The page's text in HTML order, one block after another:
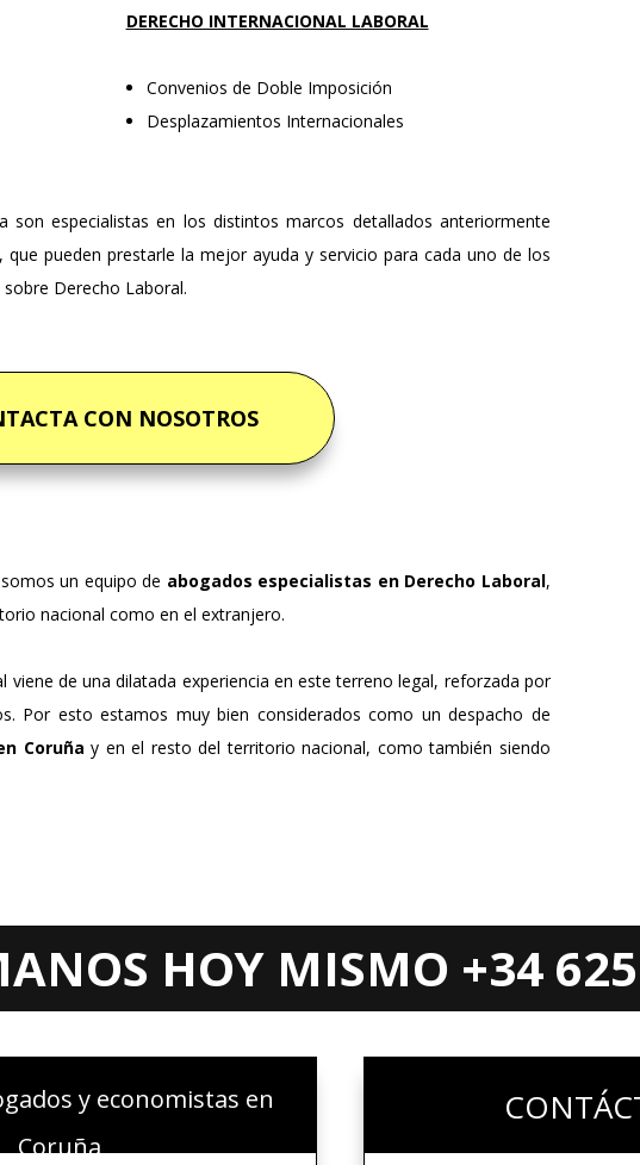
DERECHO INTERNACIONAL LABORAL
Convenios de Doble Imposición
Desplazamientos Internacionales
son especialistas en los distintos marcos detallados anteriormente
pueden prestarle la mejor ayuda y servicio para cada uno de los
Derecho Laboral.
CON NOSOTROS
somos un equipo de abogados especialistas en Derecho Laboral,
nacional como en el extranjero.
viene de una dilatada experiencia en este terreno legal, reforzada por
Por esto estamos muy bien considerados como un despacho de
Coruña y en el resto del territorio nacional, como también siendo
HOY MISMO +34
y economistas en
Coruña